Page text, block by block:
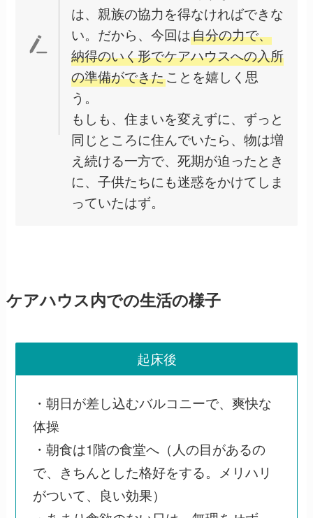
は、親族の協力を得なければできな
い。だから、今回は自分の力で、
納得のいく形でケアハウスへの入所
の準備ができたことを嬉しく思
う。
もしも、住まいを変えずに、ずっと
同じところに住んでいたら、物は増
え続ける一方で、死期が迫ったとき
に、子供たちにも迷惑をかけてしま
っていたはず。
ケアハウス内での生活の様子
起床後
・朝日が差し込むバルコニーで、爽快な
体操
・朝食は1階の食堂へ（人の目があるの
で、きちんとした格好をする。メリハリ
がついて、良い効果）